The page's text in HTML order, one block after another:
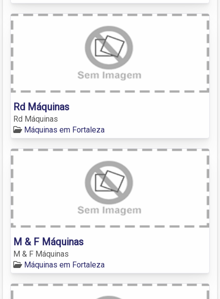
Rd Máquinas
Rd Máquinas
Máquinas em Fortaleza
M & F Máquinas
M & F Máquinas
Máquinas em Fortaleza